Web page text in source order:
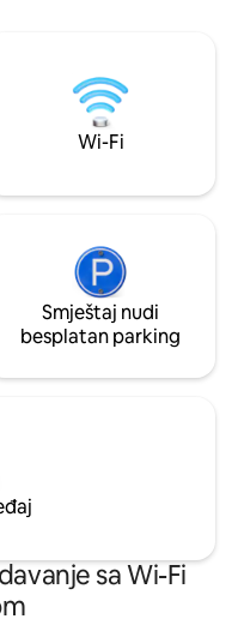
PRELEPE
LUKSUZNA
♥️NAPUNITE
O VAŠEM
Wi-Fi
Smještaj nudi
besplatan parking
sa Wi-Fi